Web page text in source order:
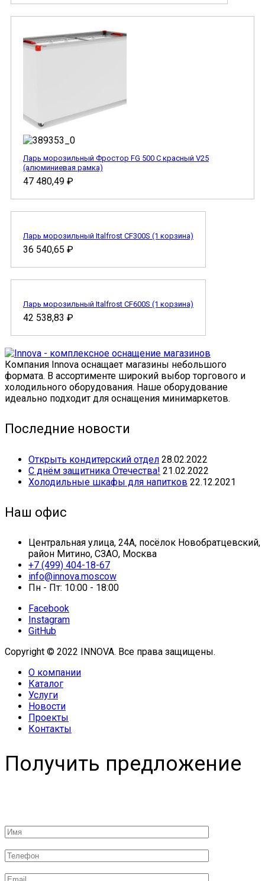
Ларь морозильный Фростор FG 500 C красный V25
(алюминиевая рамка)
47 480,49 ₽
Ларь морозильный Italfrost CF300S (1 корзина)
36 540,65 ₽
Ларь морозильный Italfrost CF600S (1 корзина)
42 538,83 ₽
Компания Innova оснащает магазины небольшого
формата. В ассортименте широкий выбор торгового и
холодильного оборудования. Наше оборудование
идеально подходит для оснащения минимаркетов.
Последние новости
Открыть кондитерский отдел 28.02.2022
С днём защитника Отечества! 21.02.2022
Холодильные шкафы для напитков 22.12.2021
Наш офис
Центральная улица, 24А, посёлок Новобратцевский,
район Митино, СЗАО, Москва
+7 (499) 404-18-67
info@innova.moscow
Пн - Пт: 10:00 - 18:00
Facebook
Instagram
GitHub
Copyright © 2022 INNOVA. Все права защищены.
О компании
Каталог
Услуги
Новости
Проекты
Контакты
Получить предложение